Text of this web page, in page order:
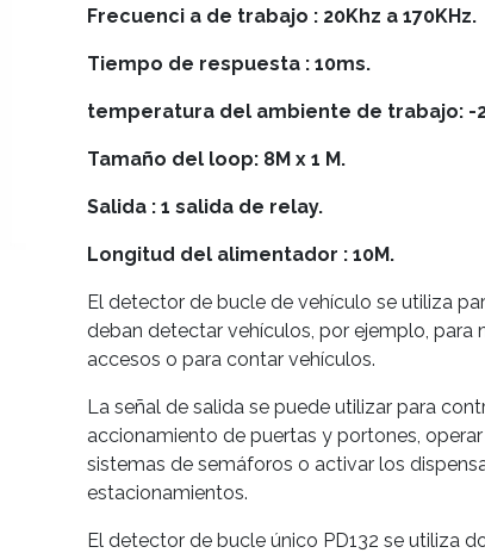
Frecuenci a de trabajo : 20Khz a 170KHz.
Tiempo de respuesta : 10ms.
temperatura del ambiente de trabajo: -
Tamaño del loop: 8M x 1 M.
Salida : 1 salida de relay.
Longitud del alimentador : 10M.
El detector de bucle de vehículo se utiliza
deban detectar vehículos, por ejemplo, para
accesos o para contar vehículos.
La señal de salida se puede utilizar para
accionamiento de puertas y portones,
sistemas de semáforos o activar los
estacionamientos.
El detector de bucle único PD132 se utiliza